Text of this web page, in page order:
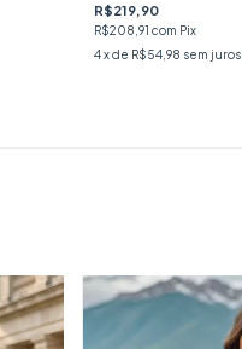
R$219,90
R$208,91com Pix
4x de R$54,98 sem juros